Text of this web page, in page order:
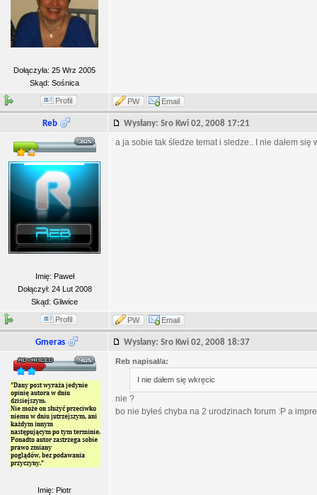
Dołączyła: 25 Wrz 2005
Skąd: Sośnica
Profil PW Email
Reb Wysłany: Sro Kwi 02, 2008 17:21
Imię: Paweł
Dołączył: 24 Lut 2008
Skąd: Gliwice
a ja sobie tak śledze temat i sledze.. I nie dałem się
Profil PW Email
Gmeras Wysłany: Sro Kwi 02, 2008 18:37
Imię: Piotr
Reb napisał/a:
I nie dałem się wkręcic
nie ?
bo nie byłeś chyba na 2 urodzinach forum :P a